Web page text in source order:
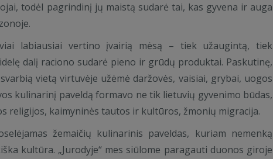
todėl pagrindinį jų maistą sudarė tai, kas gyvena ir auga
labiausiai vertino įvairią mėsą – tiek užaugintą, tiek
dalį raciono sudarė pieno ir grūdų produktai. Paskutinę,
vietą virtuvėje užėmė daržovės, vaisiai, grybai, uogos
kulinarinį paveldą formavo ne tik lietuvių gyvenimo būdas,
religijos, kaimyninės tautos ir kultūros, žmonių migracija.
žemaičių kulinarinis paveldas, kuriam nemenką
kultūra. „Jurodyje“ mes siūlome paragauti duonos giroje